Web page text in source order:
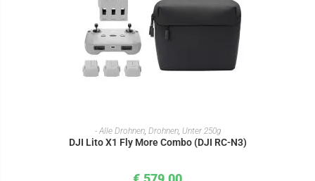
IN DEN WARENKORB
- Alle Drohnen, Drohnen, Unter 250g
DJI Lito X1 Fly More Combo (DJI RC-N3)